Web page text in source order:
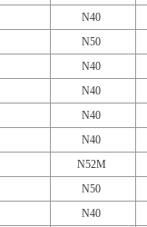
N40
N50
N40
N40
N40
N40
N52M
N50
N40